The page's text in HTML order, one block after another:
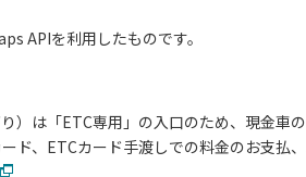
APIを利用したものです。
）は「ETC専用」の入口のため、現金車の
ド、ETCカード手渡しでの料金のお支払